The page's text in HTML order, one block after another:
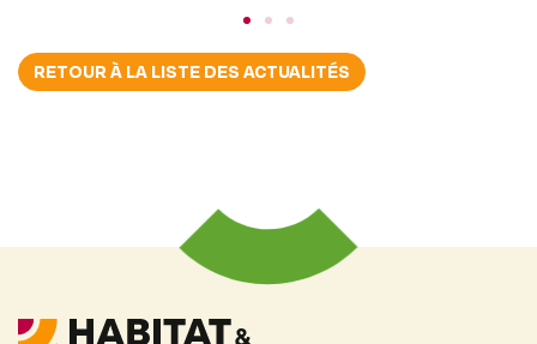
RETOUR À LA LISTE DES ACTUALITÉS